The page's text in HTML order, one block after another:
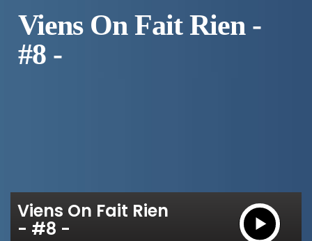
Viens On Fait Rien -
#8 -
Viens On Fait Rien
- #8 -